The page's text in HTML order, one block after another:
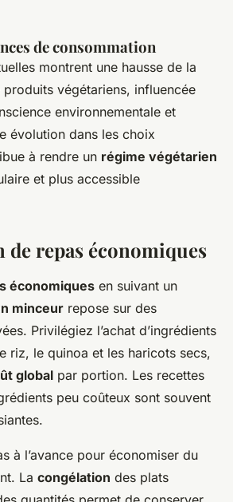
de consommation
montrent une hausse de la
végétariens, influencée
environnementale et
évolution dans les choix
à rendre un régime végétarien
et plus accessible
repas économiques
économiques en suivant un
minceur repose sur des
Privilégiez l’achat d’ingrédients
riz, le quinoa et les haricots secs,
global par portion. Les recettes
peu coûteux sont souvent
à l’avance pour économiser du
La congélation des plats